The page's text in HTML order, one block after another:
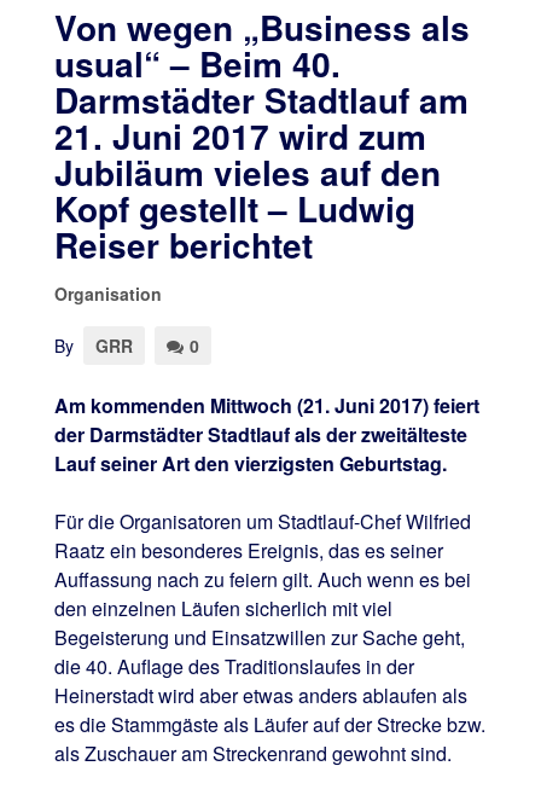
Von wegen „Business als
usual“ – Beim 40.
Darmstädter Stadtlauf am
21. Juni 2017 wird zum
Jubiläum vieles auf den
Kopf gestellt – Ludwig
Reiser berichtet
Organisation
By GRR 0
Am kommenden Mittwoch (21. Juni 2017) feiert
der Darmstädter Stadtlauf als der zweitälteste
Lauf seiner Art den vierzigsten Geburtstag.
Für die Organisatoren um Stadtlauf-Chef Wilfried
Raatz ein besonderes Ereignis, das es seiner
Auffassung nach zu feiern gilt. Auch wenn es bei
den einzelnen Läufen sicherlich mit viel
Begeisterung und Einsatzwillen zur Sache geht,
die 40. Auflage des Traditionslaufes in der
Heinerstadt wird aber etwas anders ablaufen als
es die Stammgäste als Läufer auf der Strecke bzw.
als Zuschauer am Streckenrand gewohnt sind.